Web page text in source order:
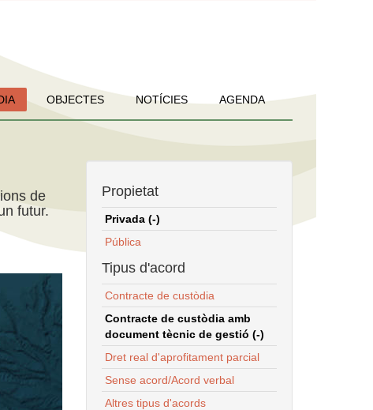
OBJECTES NOTÍCIES AGENDA
de
futur.
Propietat
Privada (-)
Pública
Tipus d'acord
Contracte de custòdia
Contracte de custòdia amb
document tècnic de gestió (-)
Dret real d'aprofitament parcial
Sense acord/Acord verbal
Altres tipus d'acords